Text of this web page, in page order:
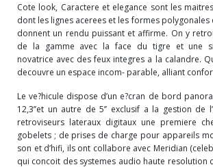
Cote look, Caractere et elegance sont les
dont les lignes acerees et les formes polygonales
donnent un rendu puissant et affirme. On y
de la gamme avec la face du tigre et une
novatrice avec des feux integres a la calandre.
decouvre un espace incom- parable, alliant
Le ve?hicule dispose d’un e?cran de bord
12,3’’et un autre de 5’’ exclusif a la gestion de
retroviseurs lateraux digitaux une premiere
gobelets ; de prises de charge pour appareils
son et d’hifi, ils ont collabore avec Meridian
qui concoit des systemes audio haute resolution